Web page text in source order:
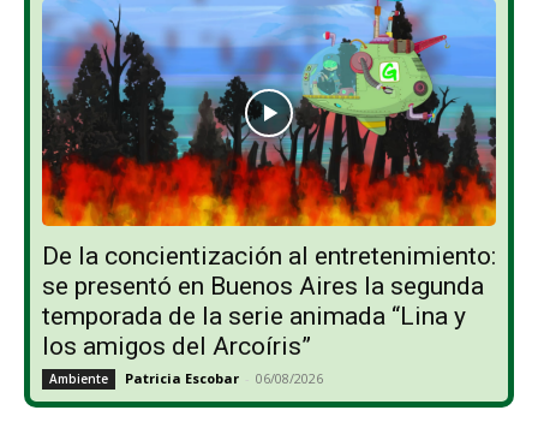
De la concientización al entretenimiento:
se presentó en Buenos Aires la segunda
temporada de la serie animada “Lina y
los amigos del Arcoíris”
Ambiente Patricia Escobar - 06/08/2026